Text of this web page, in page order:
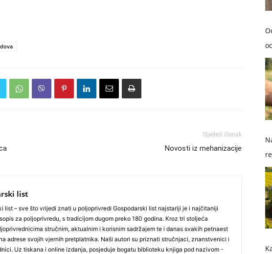
Sljedeći članak
Novosti iz mehanizacije
list
list – sve što vrijedi znati u poljoprivredi Gospodarski list najstariji je i najčitaniji
za poljoprivredu, s tradicijom dugom preko 180 godina. Kroz tri stoljeća
stručnim, aktualnim i korisnim sadržajem te i danas svakih petnaest
adrese svojih vjernih pretplatnika. Naši autori su priznati stručnjaci, znanstvenici i
Uz tiskana i online izdanja, posjeduje bogatu biblioteku knjiga pod nazivom -